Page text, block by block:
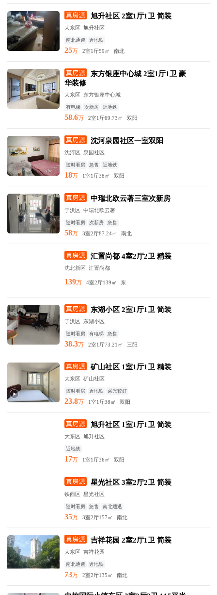
旭升社区 2室1厅1卫 简装
大东区 旭升社区
南北通透 近地铁
25万 2室1厅59㎡ 南北
东方银座中心城 2室1厅1卫 豪
华装修
大东区 东方银座中心城
有电梯 次新房 近地铁
58.6万 2室1厅69.73㎡ 双阳
沈河泉园社区一室双阳
沈河区 泉园社区
随时看房 急售 近地铁
18万 1室1厅38㎡ 双阳
中瑞北欧云著三室次新房
于洪区 中瑞北欧云著
随时看房 次新房 急售
58万 3室2厅87.24㎡ 南北
汇置尚都 4室2厅2卫 精装
沈北新区 汇置尚都
139万 4室2厅139㎡ 东
东湖小区 2室1厅1卫 简装
于洪区 东湖小区
随时看房 有电梯 急售
38.3万 2室1厅73.21㎡ 三阳
矿山社区 1室1厅1卫 精装
大东区 矿山社区
随时看房 近地铁 采光较好
23.8万 1室1厅38㎡ 双阳
旭升社区 1室1厅1卫 简装
大东区 旭升社区
近地铁
17万 1室1厅36㎡ 双阳
星光社区 3室2厅2卫 简装
铁西区 星光社区
随时看房 急售 南北通透
35万 3室2厅157㎡ 南北
吉祥花园 2室2厅1卫 简装
大东区 吉祥花园
南北通透 近地铁
73万 2室2厅135㎡ 南北